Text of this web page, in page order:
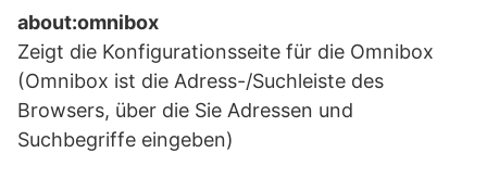
about:omnibox
Zeigt die Konfigurationsseite für die Omnibox
(Omnibox ist die Adress-/Suchleiste des
Browsers, über die Sie Adressen und
Suchbegriffe eingeben)